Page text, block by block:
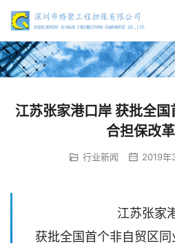
江苏张家港口岸 获批全
合担保改
行业新闻 2019年
江苏张家
获批全国首个非自贸区